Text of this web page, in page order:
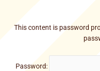
This content is password
Password: